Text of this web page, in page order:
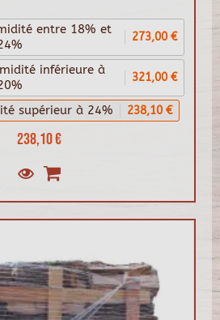
238,10 €
entre 18% et
273,00 €
inférieure à
321,00 €
supérieur à 24% 238,10 €